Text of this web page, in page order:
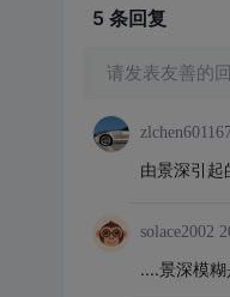
5 条回复
请发表友善的
由景深引起
solace2002
....景深模糊